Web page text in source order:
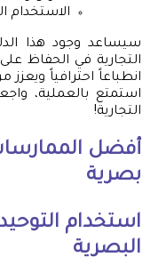
الاستخدام
سيساعد وجود هذا
التجارية في الحفاظ
انطباعاً احترافياً
استمتع بالعملية،
التجارية!
أفضل
بصرية
استخدام
البصرية